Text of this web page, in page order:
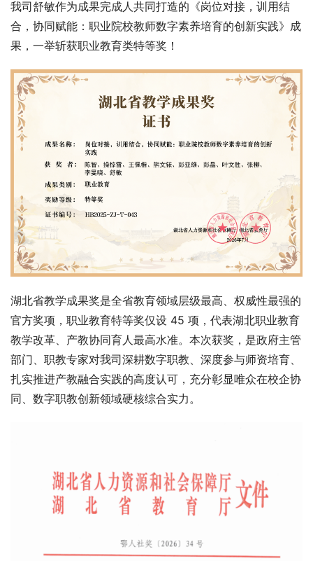
我司舒敏作为成果完成人共同打造的《岗位对接，训用结
合，协同赋能：职业院校教师数字素养培育的创新实践》成
果，一举斩获职业教育类特等奖！
湖北省教学成果奖是全省教育领域层级最高、权威性最强的
官方奖项，职业教育特等奖仅设 45 项，代表湖北职业教育
教学改革、产教协同育人最高水准。本次获奖，是政府主管
部门、职教专家对我司深耕数字职教、深度参与师资培育、
扎实推进产教融合实践的高度认可，充分彰显唯众在校企协
同、数字职教创新领域硬核综合实力。